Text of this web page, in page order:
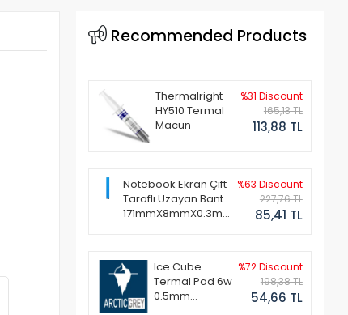
Recommended Products
Thermalright
HY510 Termal
Macun
%31 Discount
165,13 TL
113,88 TL
Notebook Ekran Çift
Taraflı Uzayan Bant
171mmX8mmX0.3mm
%63 Discount
227,76 TL
85,41 TL
Ice Cube
Termal Pad 6w
0.5mm
%72 Discount
198,38 TL
54,66 TL